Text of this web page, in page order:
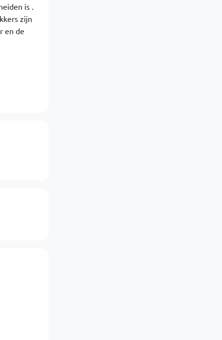
is .
zijn
en de